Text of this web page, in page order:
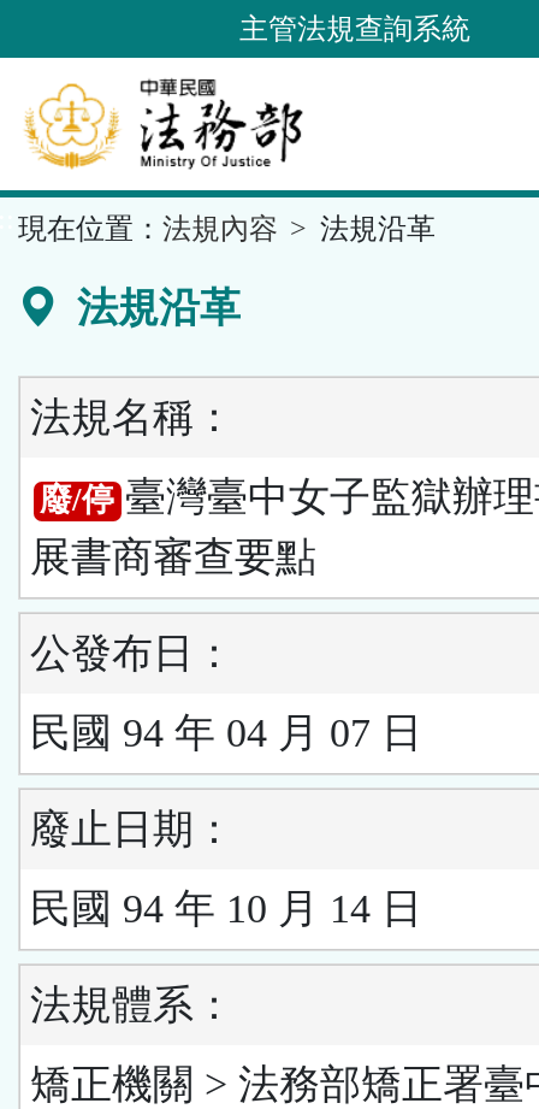
到
要
內
容
區
主管法規查詢系統
現在位置： 法規內容 法規沿革
法規沿革
法規名稱：
廢/停 臺灣臺中女子監獄辦
展書商審查要點
公發布日：
民國 94 年 04 月 07 日
廢止日期：
民國 94 年 10 月 14 日
法規體系：
矯正機關 > 法務部矯正署臺